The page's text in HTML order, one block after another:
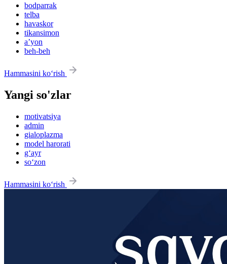
bodparrak
telba
havaskor
tikansimon
aʼyon
beh-beh
Hammasini ko‘rish
Yangi so'zlar
motivatsiya
admin
gialoplazma
model harorati
g‘ayr
so‘zon
Hammasini ko‘rish